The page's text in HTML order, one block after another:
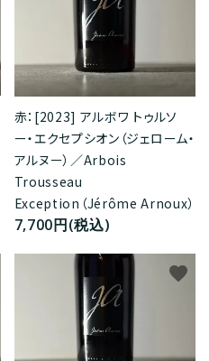
赤：[2023] アルボワ トゥルソ
ー・エクセプシオン（ジェローム・
アルヌー）／Arbois
Trousseau
Exception（Jérôme Arnoux）
7,700円(税込)
favorite